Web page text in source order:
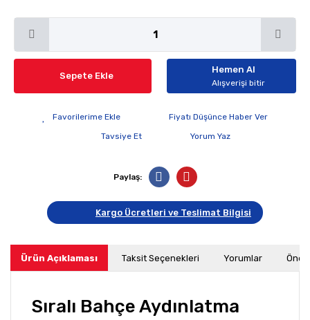
Sepete Ekle
Hemen Al
Alışverişi bitir
Fiyatı Düşünce Haber Ver
Tavsiye Et
Yorum Yaz
Paylaş:
Kargo Ücretleri ve Teslimat Bilgisi
Ürün Açıklaması Taksit Seçenekleri Yorumlar
Sıralı Bahçe Aydınlatma